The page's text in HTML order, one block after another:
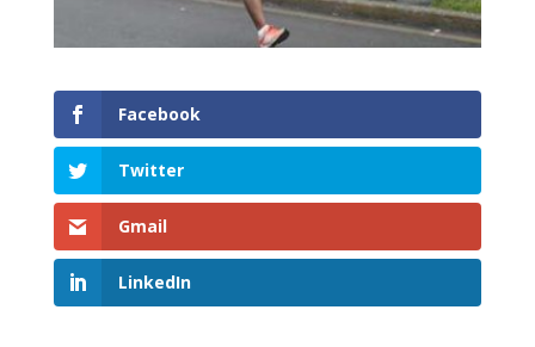
Facebook
Twitter
Gmail
LinkedIn